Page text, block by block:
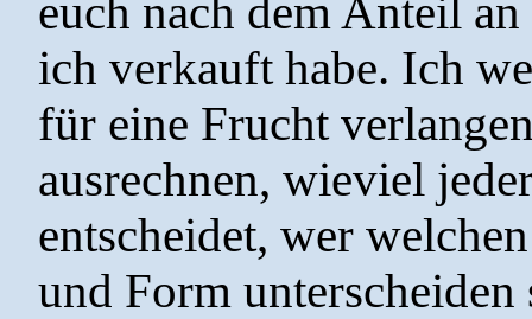
euch nach dem Anteil
ich verkauft habe. Ich
für eine Frucht
ausrechnen, wieviel
entscheidet, wer
und Form unterscheiden